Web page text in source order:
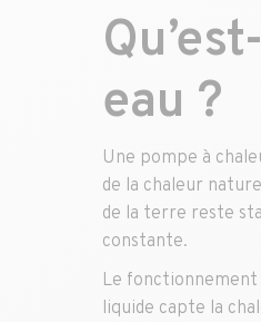
eau ?
Une pompe à
de la chaleur
de la terre reste
constante.
Le fonctionnement
liquide capte la